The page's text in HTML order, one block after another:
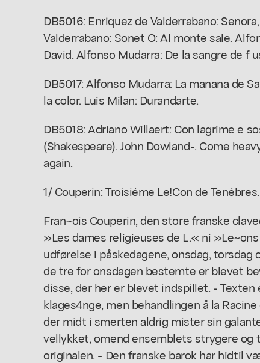
DB5016: Enriquez de Valderrabano:
Valderrabano: Sonet O: Al monte sale.
David. Alfonso Mudarra: De la sangre de f
DB5017: Alfonso Mudarra: La manana de
la color. Luis Milan: Durandarte.
DB5018: Adriano Willaert: Con lagrime e
(Shakespeare). John Dowland-. Come
again.
1/ Couperin: Troisiéme Le!Con de
Fran~ois Couperin, den store franske
»Les dames religieuses de L.« ni
udførelse i påskedagene, onsdag, torsdag
de tre for onsdagen bestemte er blevet
disse, der her er blevet indspillet. -
klages4nge, men behandlingen å la
der midt i smerten aldrig mister sin
vellykket, omend ensemblets strygere
originalen. - Den franske barok har hidtil